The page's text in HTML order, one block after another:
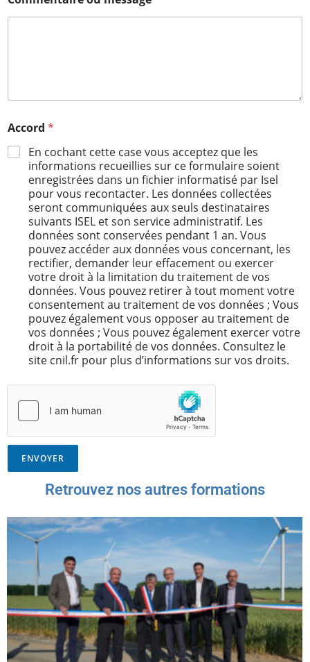
Accord *
En cochant cette case vous acceptez que les
informations recueillies sur ce formulaire soient
enregistrées dans un fichier informatisé par Isel
pour vous recontacter. Les données collectées
seront communiquées aux seuls destinataires
suivants ISEL et son service administratif. Les
données sont conservées pendant 1 an. Vous
pouvez accéder aux données vous concernant, les
rectifier, demander leur effacement ou exercer
votre droit à la limitation du traitement de vos
données. Vous pouvez retirer à tout moment votre
consentement au traitement de vos données ; Vous
pouvez également vous opposer au traitement de
vos données ; Vous pouvez également exercer votre
droit à la portabilité de vos données. Consultez le
site cnil.fr pour plus d’informations sur vos droits.
ENVOYER
Retrouvez nos autres formations